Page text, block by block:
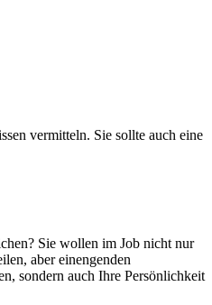
vermitteln. Sie sollte auch eine
Sie wollen im Job nicht nur
aber einengenden
sondern auch Ihre Persönlichkeit